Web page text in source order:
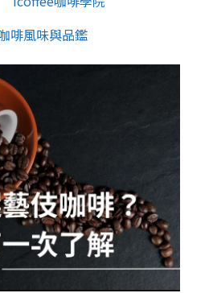
啡風味與品鑑